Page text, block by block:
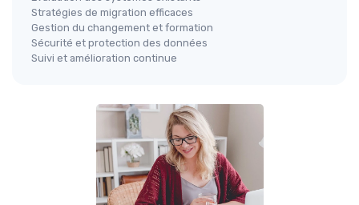
Stratégies de migration efficaces
Gestion du changement et formation
Sécurité et protection des données
Suivi et amélioration continue